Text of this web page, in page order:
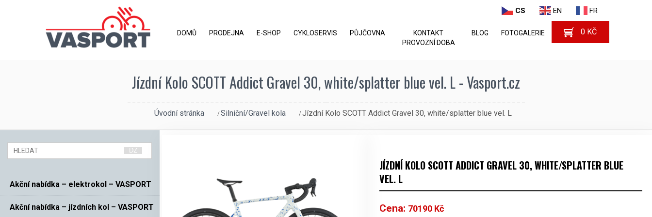
CS EN FR
DOMŮ PRODEJNA E-SHOP CYKLOSERVIS PŮJČOVNA
KONTAKT
PROVOZNÍ DOBA
BLOG FOTOGALERIE 0 KČ
Jízdní Kolo SCOTT Addict Gravel 30, white/splatter blue vel. L - Vasport.cz
Úvodní stránka Silniční/Gravel kola Jízdní Kolo SCOTT Addict Gravel 30, white/splatter blue vel. L
Akční nabídka – elektrokol – VASPORT
Akční nabídka – jízdních kol – VASPORT
JÍZDNÍ KOLO SCOTT ADDICT GRAVEL 30, WHITE/SPLATTER BLUE
VEL. L
Cena: 70190 Kč